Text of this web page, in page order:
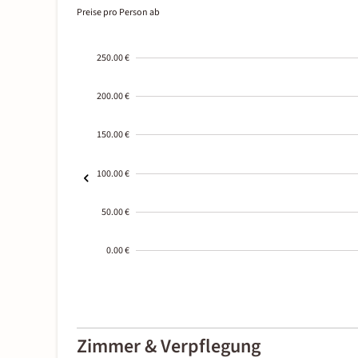
Preise pro Person ab
250.00 €
200.00 €
150.00 €
100.00 €
50.00 €
0.00 €
01-02
Zimmer & Verpflegung